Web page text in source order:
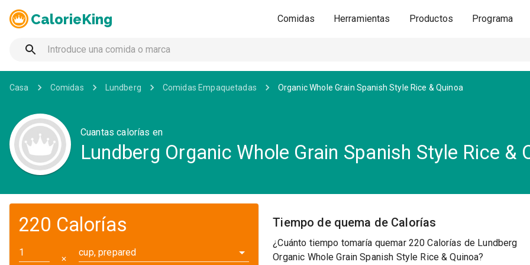
CalorieKing Comidas Herramientas Productos Programa
Casa Comidas Lundberg Comidas Empaquetadas Organic Whole Grain Spanish Style Rice & Quinoa
Cuantas calorías en
Lundberg Organic Whole Grain Spanish Style Rice &
220 Calorías
✕
cup, prepared
Tiempo de quema de Calorías
¿Cuánto tiempo tomaría quemar 220 Calorías de Lundberg
Organic Whole Grain Spanish Style Rice & Quinoa?